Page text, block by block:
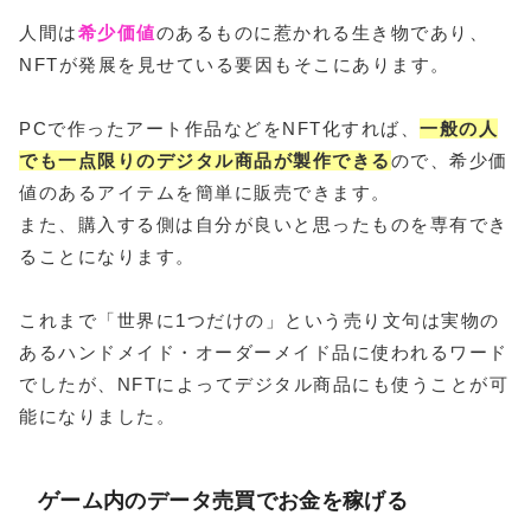
人間は希少価値のあるものに惹かれる生き物であり、
NFTが発展を見せている要因もそこにあります。
PCで作ったアート作品などをNFT化すれば、 一般の人
でも一点限りのデジタル商品が製作できるので、希少価
値のあるアイテムを簡単に販売できます。
また、購入する側は自分が良いと思ったものを専有でき
ることになります。
これまで「世界に1つだけの」という売り文句は実物の
あるハンドメイド・オーダーメイド品に使われるワード
でしたが、NFTによってデジタル商品にも使うことが可
能になりました。
ゲーム内のデータ売買でお金を稼げる